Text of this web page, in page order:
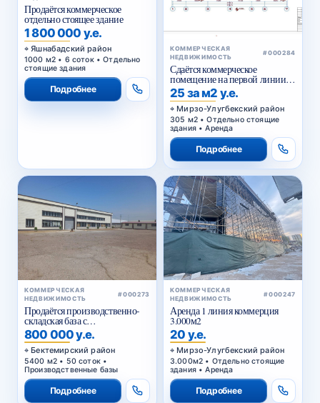
Продаётся коммерческое
отдельно стоящее здание
1 800 000 у.е.
Яшнабадский район
1000 м2 • 6 соток • Отдельно
стоящие здания
Подробнее
КОММЕРЧЕСКАЯ
НЕДВИЖИМОСТЬ
#000284
Сдаётся коммерческое
помещение на первой линии
Сайрам
25 за м2 у.е.
Мирзо-Улугбекский район
305 м2 • Отдельно стоящие
здания • Аренда
Подробнее
КОММЕРЧЕСКАЯ
НЕДВИЖИМОСТЬ
#000273
Продаётся производственно-
складская база с
приватизированным
земельным участком в
Бектемирском районе
Ташкента
800 000 у.е.
Бектемирский район
5400 м2 • 50 соток •
Производственные базы
Подробнее
КОММЕРЧЕСКАЯ
НЕДВИЖИМОСТЬ
#000247
Аренда 1 линия коммерция
3.000м2
20 у.е.
Мирзо-Улугбекский район
3.000м2 • Отдельно стоящие
здания • Аренда
Подробнее